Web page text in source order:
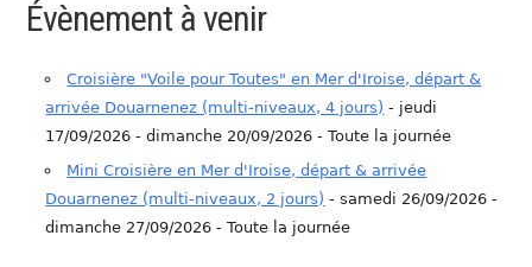
Évènement à venir
Croisière "Voile pour Toutes" en Mer d'Iroise, départ &
arrivée Douarnenez (multi-niveaux, 4 jours) - jeudi
17/09/2026 - dimanche 20/09/2026 - Toute la journée
Mini Croisière en Mer d'Iroise, départ & arrivée
Douarnenez (multi-niveaux, 2 jours) - samedi 26/09/2026 -
dimanche 27/09/2026 - Toute la journée